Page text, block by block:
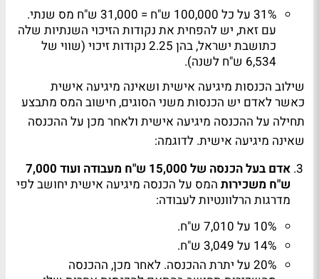
31% על כל 100,000 ש"ח = 31,000 ש"ח מס שנתי.
עם זאת, יש להפחית את נקודות הזיכוי השנתיות שלה
כתושבת ישראל, בהן 2.25 נקודות זיכוי (שווי של
6,534 ש"ח לשנה).
שילוב הכנסות מיגיעה אישית ושאינה מיגיעה אישית
כאשר לאדם יש הכנסות משני הסוגים, חישוב המס מתבצע
תחילה על ההכנסה מיגיעה אישית ולאחר מכן על ההכנסה
שאינה מיגיעה אישית. לדוגמה:
אדם בעל הכנסה של 15,000 ש"ח מעבודה ועוד 7,000
ש"ח משכירות המס על הכנסה מיגיעה אישית יחושב לפי
מדרגות הרלוונטיות לעבודה:
10% על 7,010 ש"ח.
14% על 3,049 ש"ח.
20% על יתרת ההכנסה. לאחר מכן, ההכנסה